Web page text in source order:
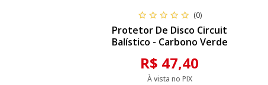
(0)
Protetor De Disco Circuit
Balístico - Carbono Verde
R$ 47,40
À vista no PIX